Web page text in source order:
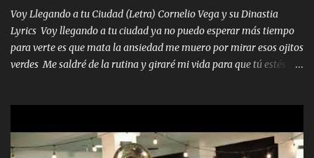
tenerte aquí espero que quiera...
Voy Llegando a tu Ciudad (Letra) Cornelio Vega y su Dinastia
Lyrics Voy llegando a tu ciudad ya no puedo esperar más tiempo
para verte es que mata la ansiedad me muero por mirar esos ojitos
verdes Me saldré de la rutina y giraré mi vida para que tú estés en
solo yo tendre el candado 🔒 del amor ❤️ Música Mil y un besos
para dar ya estando en tu ciudad no habrá quien lo detenga si las